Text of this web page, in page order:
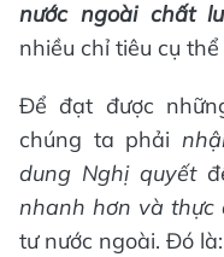
nước ngoài chất
nhiều chỉ tiêu cụ thể
Để đạt được
chúng ta phải
dung Nghị quyết
nhanh hơn và thực
tư nước ngoài. Đó là: